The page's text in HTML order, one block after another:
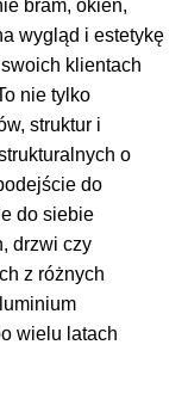
bram, okien,
wygląd i estetykę
klientach
nie tylko
struktur i
o
do
do siebie
drzwi czy
z różnych
wielu latach